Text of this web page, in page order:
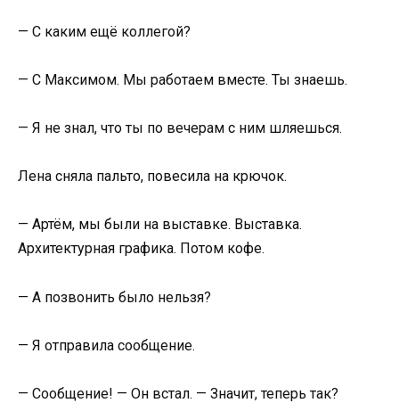
— С каким ещё коллегой?
— С Максимом. Мы работаем вместе. Ты знаешь.
— Я не знал, что ты по вечерам с ним шляешься.
Лена сняла пальто, повесила на крючок.
— Артём, мы были на выставке. Выставка.
Архитектурная графика. Потом кофе.
— А позвонить было нельзя?
— Я отправила сообщение.
— Сообщение! — Он встал. — Значит, теперь так?